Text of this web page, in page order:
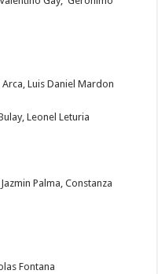
Luis Daniel Mardon
Leonel Leturia
Palma, Constanza
Fontana